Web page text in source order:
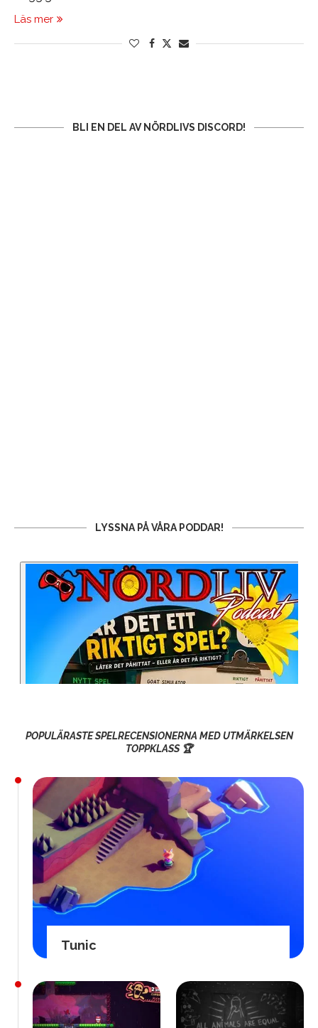
Läs mer
BLI EN DEL AV NÖRDLIVS DISCORD!
LYSSNA PÅ VÅRA PODDAR!
POPULÄRASTE SPELRECENSIONERNA MED UTMÄRKELSEN
TOPPKLASS 🏆
Tunic